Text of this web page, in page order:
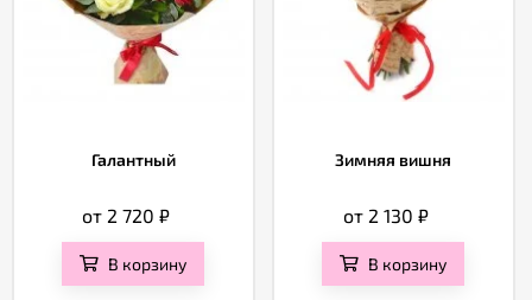
Галантный
от 2 720₽
В корзину
Зимняя вишня
от 2 130₽
В корзину